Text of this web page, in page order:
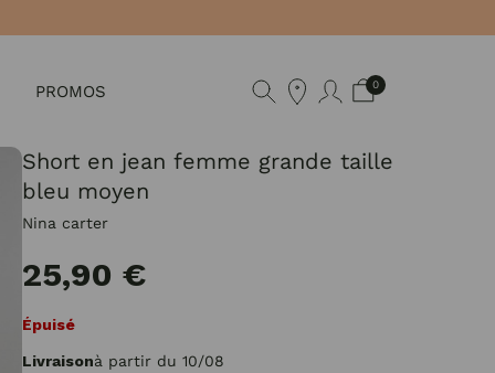
PROMOS 0
Short en jean femme grande taille
bleu moyen
Nina carter
25,90 €
Épuisé
Livraisonà partir du 10/08